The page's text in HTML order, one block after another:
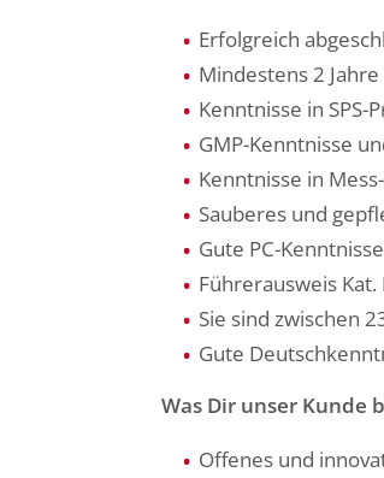
Erfolgreich
Mindestens 2
Kenntnisse in
GMP-Kenntnisse
Kenntnisse in
Sauberes und
Gute PC-
Führerausweis
Sie sind zwischen
Gute
Was Dir unser Kunde
Offenes und